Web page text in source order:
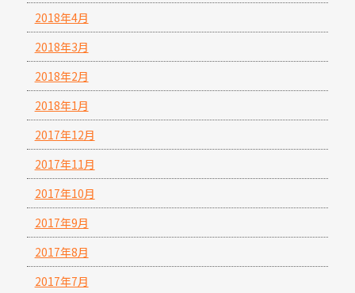
2018年4月
2018年3月
2018年2月
2018年1月
2017年12月
2017年11月
2017年10月
2017年9月
2017年8月
2017年7月